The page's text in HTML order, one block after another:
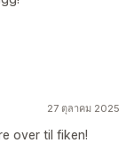
27 ตุลาคม 2025
over til fiken!